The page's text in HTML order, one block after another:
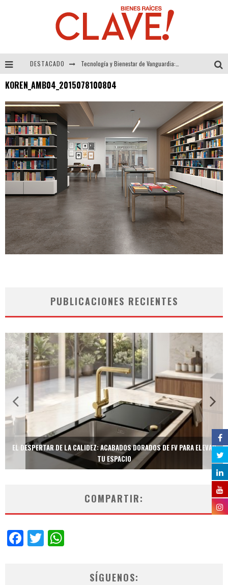
DESTACADO
Alexandra Bedoya – La Constancia detrás de La Paletería
El Despertar de la Calidez: Acabados Dorados de FV para Elevar tu Espacio
KOREN_AMB04_2015078100804
PUBLICACIONES RECIENTES
EL DESPERTAR DE LA CALIDEZ: ACABADOS DORADOS DE FV PARA ELEVAR
TU ESPACIO
COMPARTIR:
Facebook
Twitter
SÍGUENOS: